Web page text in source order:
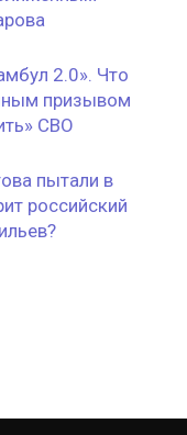
2.0». Что
призывом
СВО
пытали в
российский